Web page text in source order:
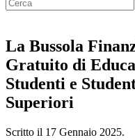
La Bussola
Gratuito di
Studenti e
Superiori
Scritto il 17 Gennaio 2025.